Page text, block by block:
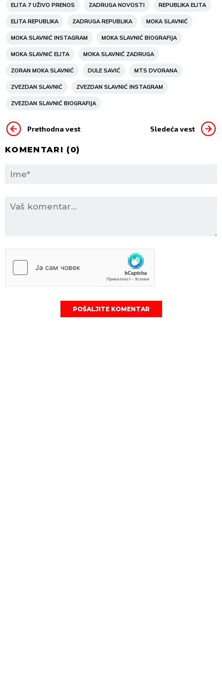
ELITA 7 UŽIVO PRENOS ZADRUGA NOVOSTI REPUBLIKA ELITA
ELITA REPUBLIKA ZADRUGA REPUBLIKA MOKA SLAVNIĆ
MOKA SLAVNIĆ INSTAGRAM MOKA SLAVNIĆ BIOGRAFIJA
MOKA SLAVNIĆ ELITA MOKA SLAVNIĆ ZADRUGA
ZORAN MOKA SLAVNIĆ DULE SAVIĆ MTS DVORANA
ZVEZDAN SLAVNIĆ ZVEZDAN SLAVNIĆ INSTAGRAM
ZVEZDAN SLAVNIĆ BIOGRAFIJA
Prethodna vest Sledeća vest
KOMENTARI (0)
POŠALJITE KOMENTAR